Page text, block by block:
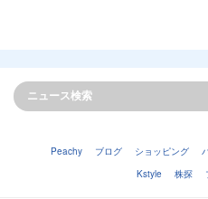
Peachy ブログ ショッピング
Kstyle
株探